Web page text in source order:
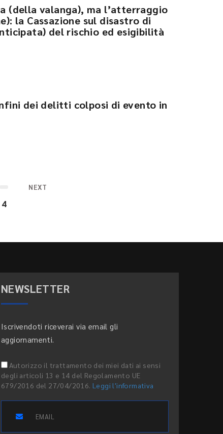
(della valanga), ma l’atterraggio
la Cassazione sul disastro di
del rischio ed esigibilità
dei delitti colposi di evento in
4
NEXT
NEWSLETTER
Iscrivendoti riceverai via email gli
aggiornamenti.
Autorizzo il trattamento dei miei dati ai sensi
degli articoli 13 e 14 del Regolamento UE
679/2016 del 27/04/2016. Leggi l'informativa